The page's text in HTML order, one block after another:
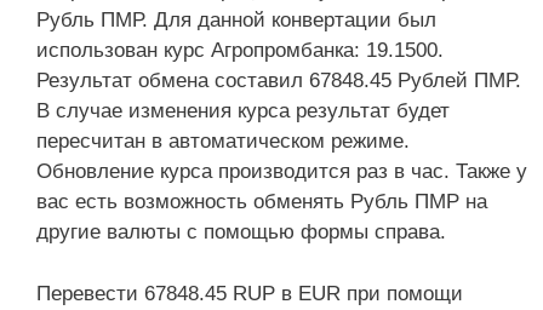
Рубль ПМР. Для данной конвертации был
использован курс Агропромбанка: 19.1500.
Результат обмена составил 67848.45 Рублей ПМР.
В случае изменения курса результат будет
пересчитан в автоматическом режиме.
Обновление курса производится раз в час. Также у
вас есть возможность обменять Рубль ПМР на
другие валюты с помощью формы справа.
Перевести 67848.45 RUP в EUR при помощи